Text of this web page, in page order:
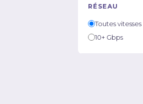
RÉSEAU
Toutes vitesses
10+ Gbps